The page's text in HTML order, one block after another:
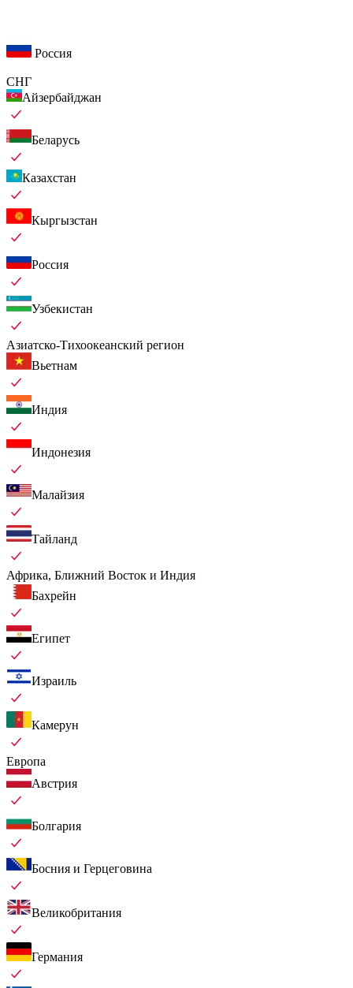
Россия
СНГ
Айзербайджан
Беларусь
Казахстан
Кыргызстан
Россия
Узбекистан
Азиатско-Тихоокеанский регион
Вьетнам
Индия
Индонезия
Малайзия
Тайланд
Африка, Ближний Восток и Индия
Бахрейн
Египет
Израиль
Камерун
Европа
Австрия
Болгария
Босния и Герцеговина
Великобритания
Германия